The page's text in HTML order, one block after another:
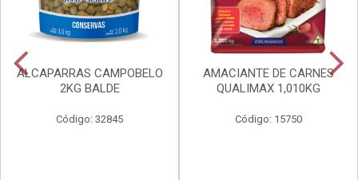
ALCAPARRAS CAMPOBELO
2KG BALDE
Código: 32845
AMACIANTE DE CARNES
QUALIMAX 1,010KG
Código: 15750